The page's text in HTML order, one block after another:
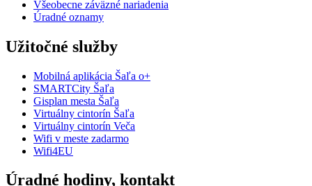
Všeobecne záväzné nariadenia
Úradné oznamy
Užitočné služby
Mobilná aplikácia Šaľa o+
SMARTCity Šaľa
Gisplan mesta Šaľa
Virtuálny cintorín Šaľa
Virtuálny cintorín Veča
Wifi v meste zadarmo
Wifi4EU
Úradné hodiny, kontakt